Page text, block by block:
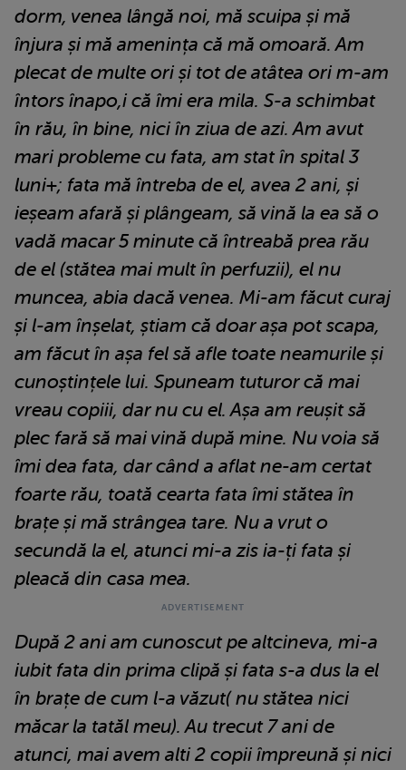
dorm, venea lângă noi, mă scuipa și mă
înjura și mă amenința că mă omoară. Am
plecat de multe ori și tot de atâtea ori m-am
întors înapo,i că îmi era mila. S-a schimbat
în rău, în bine, nici în ziua de azi. Am avut
mari probleme cu fata, am stat în spital 3
luni+; fata mă întreba de el, avea 2 ani, și
ieșeam afară și plângeam, să vină la ea să o
vadă macar 5 minute că întreabă prea rău
de el (stătea mai mult în perfuzii), el nu
muncea, abia dacă venea. Mi-am făcut curaj
și l-am înșelat, știam că doar așa pot scapa,
am făcut în așa fel să afle toate neamurile și
cunoștințele lui. Spuneam tuturor că mai
vreau copiii, dar nu cu el. Așa am reușit să
plec fară să mai vină după mine. Nu voia să
îmi dea fata, dar când a aflat ne-am certat
foarte rău, toată cearta fata îmi stătea în
brațe și mă strângea tare. Nu a vrut o
secundă la el, atunci mi-a zis ia-ți fata și
pleacă din casa mea.
După 2 ani am cunoscut pe altcineva, mi-a
iubit fata din prima clipă și fata s-a dus la el
în brațe de cum l-a văzut( nu stătea nici
măcar la tatăl meu). Au trecut 7 ani de
atunci, mai avem alti 2 copii împreună și nici